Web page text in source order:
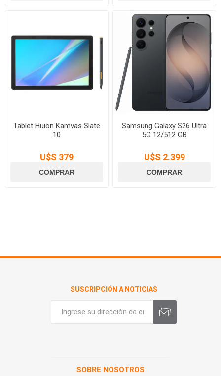
Tablet Huion Kamvas Slate
10
U$S 379
Samsung Galaxy S26 Ultra
5G 12/512 GB
U$S 2.399
SUSCRIPCIÓN A NOTICIAS
SOBRE NOSOTROS